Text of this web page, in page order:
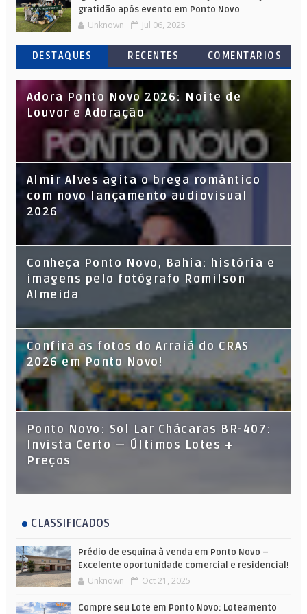
gratidão após evento em Ponto Novo
Unknown Jul 06, 2025
DESTAQUES RECENTES COMENTARIOS
Adora Ponto Novo 2026: Noite de
Louvor e Adoração
Almir Alves agita o brega romântico
com novo lançamento audiovisual
2026
Conheça Ponto Novo, Bahia: história e
imagens pelo fotógrafo Romilson
Almeida
Confira as fotos do Arraiá do CRAS
2026 em Ponto Novo!
Ponto Novo: Sol Lar Chácaras BR-407:
Invista Certo — Últimos Lotes +
Preços
CLASSIFICADOS
Prédio de esquina à venda em Ponto Novo –
Excelente oportunidade comercial e residencial!
Unknown Oct 21, 2025
Compre seu Lote em Ponto Novo: Loteamento